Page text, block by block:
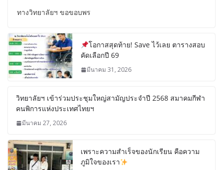
ทางวิทยาลัยฯ ขอขอบพร
โอกาสสุดท้าย! Save ไว้เลย ตารางสอบ
คัดเลือกปี 69
มีนาคม 31, 2026
วิทยาลัยฯ เข้าร่วมประชุมใหญ่สามัญประจำปี 2568 สมาคมกีฬา
คนพิการแห่งประเทศไทยฯ
มีนาคม 27, 2026
เพราะความสำเร็จของนักเรียน คือความ
ภูมิใจของเรา